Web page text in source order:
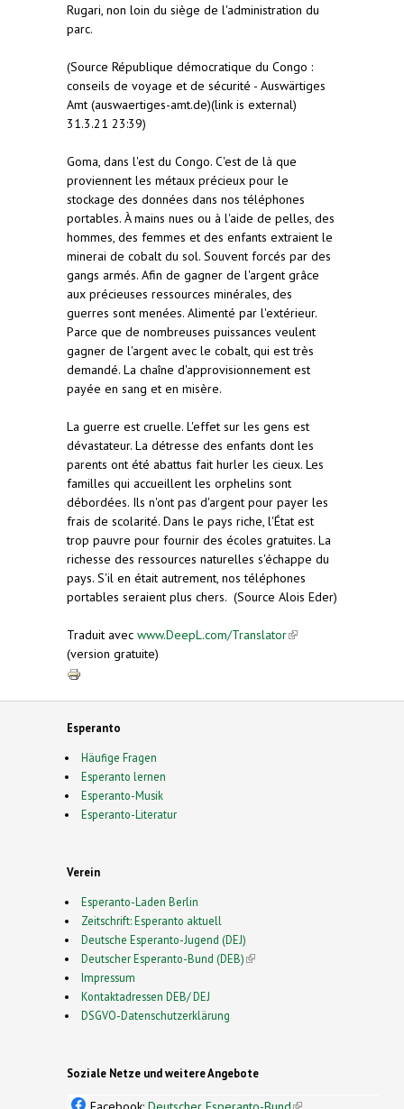
Rugari, non loin du siège de l'administration du
parc.
(Source République démocratique du Congo :
conseils de voyage et de sécurité - Auswärtiges
Amt (auswaertiges-amt.de)(link is external)
31.3.21 23:39)
Goma, dans l'est du Congo. C'est de là que
proviennent les métaux précieux pour le
stockage des données dans nos téléphones
portables. À mains nues ou à l'aide de pelles, des
hommes, des femmes et des enfants extraient le
minerai de cobalt du sol. Souvent forcés par des
gangs armés. Afin de gagner de l'argent grâce
aux précieuses ressources minérales, des
guerres sont menées. Alimenté par l'extérieur.
Parce que de nombreuses puissances veulent
gagner de l'argent avec le cobalt, qui est très
demandé. La chaîne d'approvisionnement est
payée en sang et en misère.
La guerre est cruelle. L'effet sur les gens est
dévastateur. La détresse des enfants dont les
parents ont été abattus fait hurler les cieux. Les
familles qui accueillent les orphelins sont
débordées. Ils n'ont pas d'argent pour payer les
frais de scolarité. Dans le pays riche, l'État est
trop pauvre pour fournir des écoles gratuites. La
richesse des ressources naturelles s'échappe du
pays. S'il en était autrement, nos téléphones
portables seraient plus chers. (Source Alois Eder)
Traduit avec www.DeepL.com/Translator(link is
(version gratuite)
Esperanto
Häufige Fragen
Esperanto lernen
Esperanto-Musik
Esperanto-Literatur
Verein
Esperanto-Laden Berlin
Zeitschrift: Esperanto aktuell
Deutsche Esperanto-Jugend (DEJ)
Deutscher Esperanto-Bund (DEB)(link is external)
Impressum
Kontaktadressen DEB/ DEJ
DSGVO-Datenschutzerklärung
Soziale Netze und weitere Angebote